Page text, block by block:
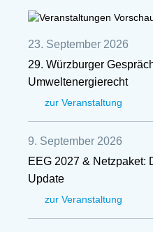
23. September 2026
29. Würzburger
Umweltenergierecht
zur Veranstaltung
9. September 2026
EEG 2027 & Netzpaket:
Update
zur Veranstaltung